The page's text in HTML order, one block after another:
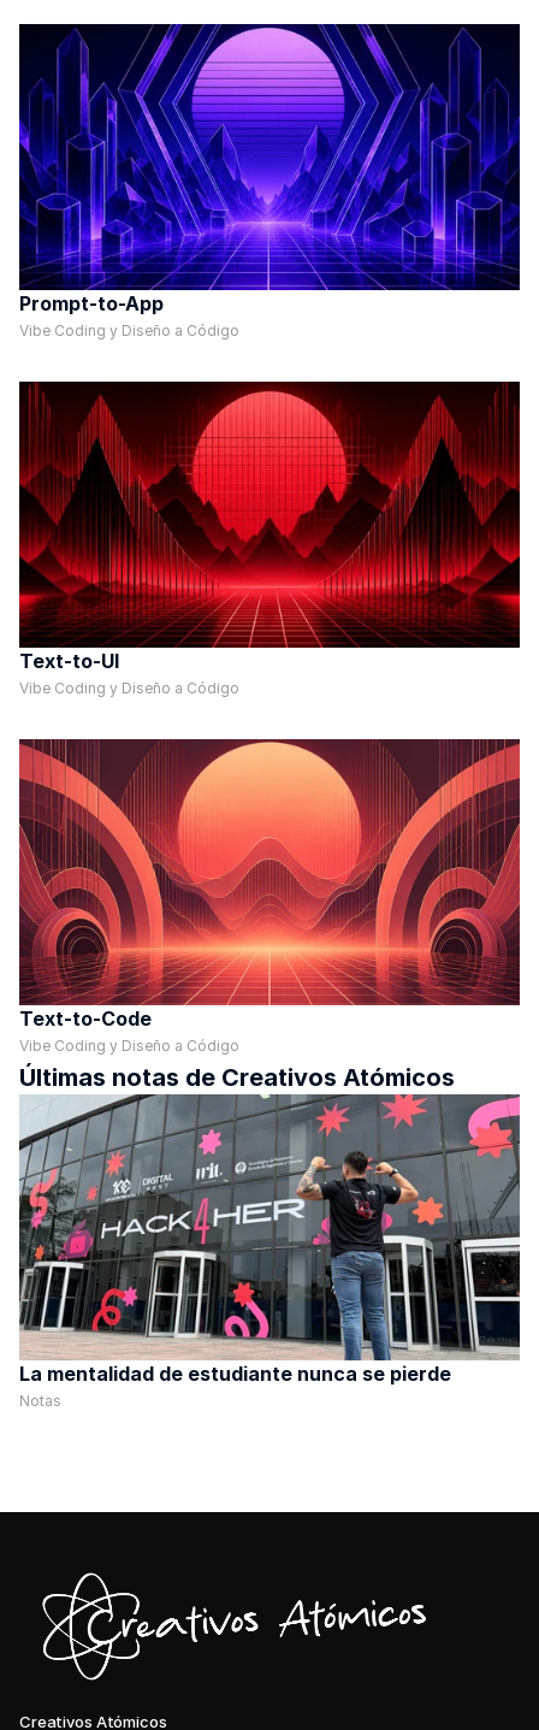
Prompt-to-App
Vibe Coding y Diseño a Código
Text-to-UI
Vibe Coding y Diseño a Código
Text-to-Code
Vibe Coding y Diseño a Código
Últimas notas de Creativos Atómicos
La mentalidad de estudiante nunca se pierde
Notas
Creativos Atómicos